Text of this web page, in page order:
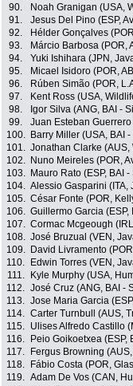
90.
Noah Granigan (USA,
91.
Jesus Del Pino (ESP,
92.
Hélder Gonçalves
93.
Márcio Barbosa (POR,
94.
Yuki Ishihara (JPN,
95.
Micael Isidoro (POR,
96.
Rúben Simão (POR,
97.
Kent Ross (USA,
98.
Igor Silva (ANG, BAI -
99.
Juan Esteban
100.
Barry Miller (USA, BAI
101. Jonathan Clarke
102.
Nuno Meireles (POR,
103.
Mauro Rato (ESP, BAI
104. Alessio Gasparini (ITA,
105. César Fonte (POR,
106. Guillermo Garcia
107. Cormac Mcgeough
108. José Bruzual (VEN,
109.
David Livramento
110.
Edwin Torres (VEN,
111.
Kyle Murphy (USA,
112. José Cruz (ANG, BAI -
113. Jose Maria Garcia
114. Carter Turnbull (AUS,
115. Ulises Alfredo Castillo
116.
Peio Goikoetxea (ESP,
117.
Fergus Browning
118.
Fábio Costa (POR,
119. Adam De Vos (CAN,